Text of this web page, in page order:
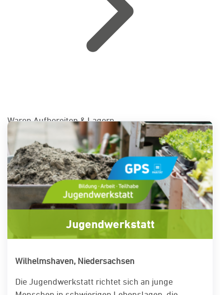
Waren Aufbereiten & Lagern
Jugendwerkstatt
Wilhelmshaven, Niedersachsen
Die Jugendwerkstatt richtet sich an junge